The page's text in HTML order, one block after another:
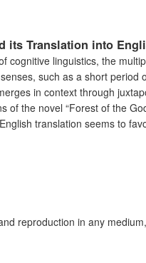
its Translation into
cognitive linguistics, the
such as a short period
in context through
the novel “Forest of the
translation seems to
reproduction in any